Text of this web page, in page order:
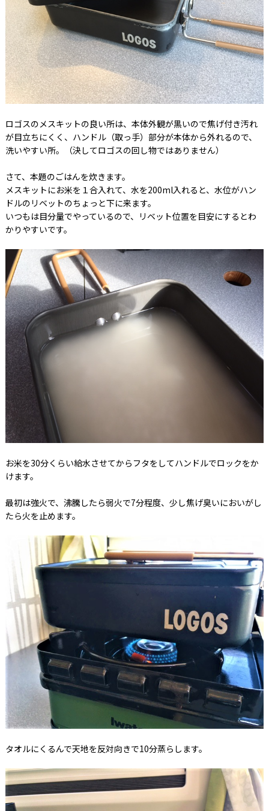
ロゴスのメスキットの良い所は、本体外観が黒いので焦げ付き汚れ
が目立ちにくく、ハンドル（取っ手）部分が本体から外れるので、
洗いやすい所。（決してロゴスの回し物ではありません）
さて、本題のごはんを炊きます。
メスキットにお米を１合入れて、水を200ml入れると、水位がハン
ドルのリベットのちょっと下に来ます。
いつもは目分量でやっているので、リベット位置を目安にするとわ
かりやすいです。
お米を30分くらい給水させてからフタをしてハンドルでロックをか
けます。
最初は強火で、沸騰したら弱火で7分程度、少し焦げ臭いにおいがし
たら火を止めます。
タオルにくるんで天地を反対向きで10分蒸らします。